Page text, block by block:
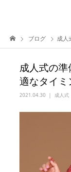
ブログ 成人
成人式の
適なタイミ
2021.04.30 成人式